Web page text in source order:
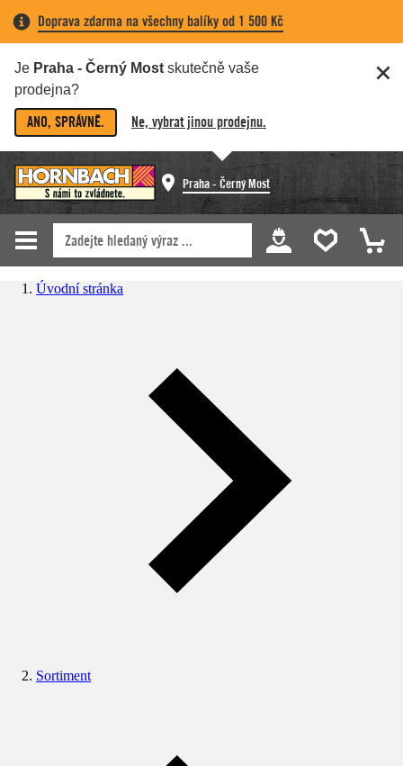
Doprava zdarma na všechny balíky od 1 500 Kč
Je Praha - Černý Most skutečně vaše
prodejna?
ANO, SPRÁVNĚ. Ne, vybrat jinou prodejnu.
Praha - Černý Most
Úvodní stránka
Sortiment